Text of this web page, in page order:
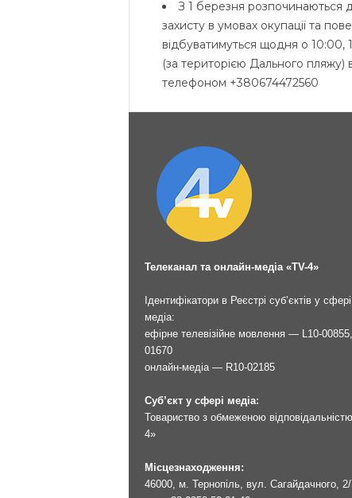
З 1 березня розпочинаються
захисту в умовах окупації та
відбуватимуться щодня о 10:00,
(за територією Дального пляжу)
телефоном +380674472560
Телеканал та онлайн-медіа «TV-4»
Ідентифікатори в Реєстрі суб’єктів у сфері
медіа:
ефірне телевізійне мовлення — L10-
01670
онлайн-медіа — R10-02185
Суб’єкт у сфері медіа:
Товариство з обмеженою
4»
Місцезнаходження:
46000, м. Тернопіль, вул. Сагайдачного,